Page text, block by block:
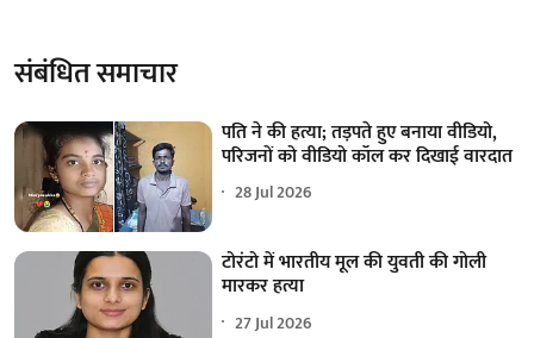
संबंधित समाचार
पति ने की हत्या; तड़पते हुए बनाया वीडियो,
परिजनों को वीडियो कॉल कर दिखाई वारदात
28 Jul 2026
टोरंटो में भारतीय मूल की युवती की गोली
मारकर हत्या
27 Jul 2026